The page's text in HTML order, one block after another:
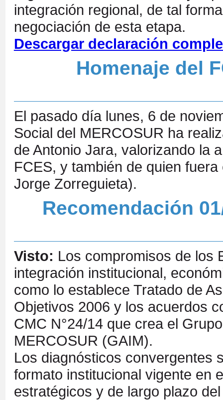
integración regional, de tal
negociación de esta etapa.
Descargar declaración
Homenaje del
El pasado día lunes, 6 de
Social del MERCOSUR ha
de Antonio Jara, valorizando la
FCES, y también de quien
Jorge Zorreguieta).
Recomendación
Visto: Los compromisos de los
integración institucional,
como lo establece Tratado de
Objetivos 2006 y los acuerdos
CMC N°24/14 que crea el
MERCOSUR (GAIM).
Los diagnósticos convergentes
formato institucional vigente en
estratégicos y de largo plazo